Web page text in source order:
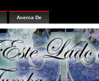
Acerca De